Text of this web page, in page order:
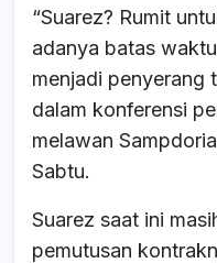
“Suarez? Rumit
adanya batas
menjadi penyerang
dalam konferensi
melawan
Sabtu.
Suarez saat ini
pemutusan